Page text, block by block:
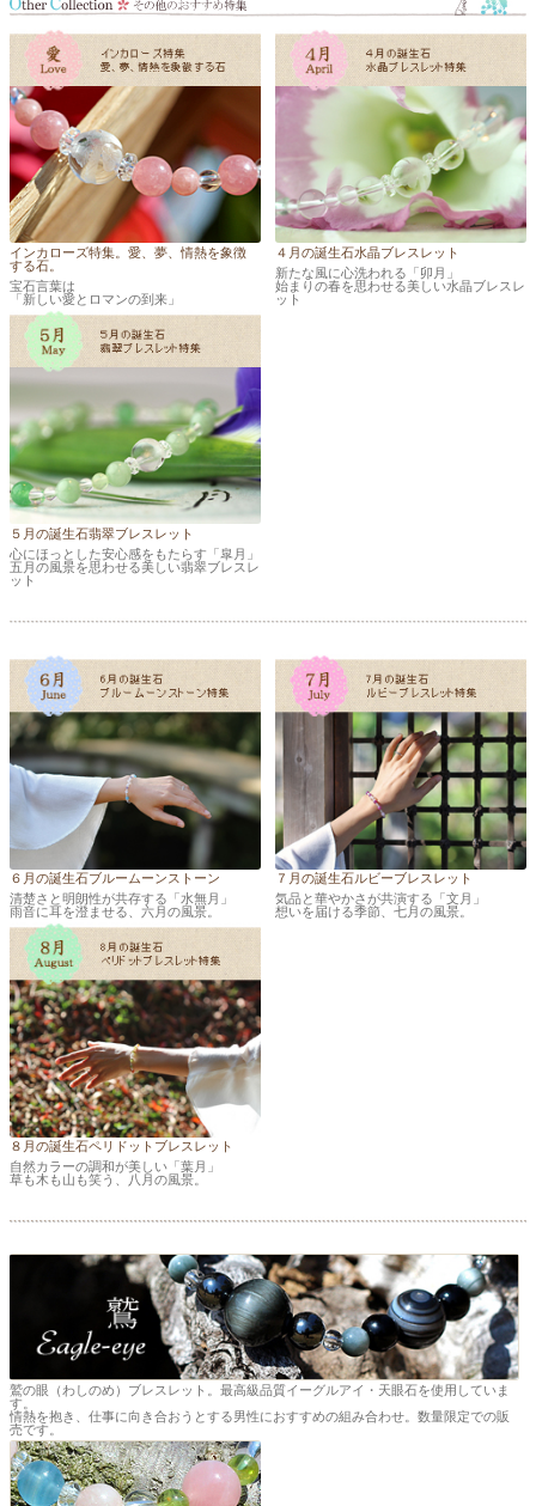
インカローズ特集。愛、夢、情熱を象徴
する石。
宝石言葉は
「新しい愛とロマンの到来」
４月の誕生石水晶ブレスレット
新たな風に心洗われる「卯月」
始まりの春を思わせる美しい水晶ブレスレ
ット
５月の誕生石翡翠ブレスレット
心にほっとした安心感をもたらす「皐月」
五月の風景を思わせる美しい翡翠ブレスレ
ット
６月の誕生石ブルームーンストーン
清楚さと明朗性が共存する「水無月」
雨音に耳を澄ませる、六月の風景。
７月の誕生石ルビーブレスレット
気品と華やかさが共演する「文月」
想いを届ける季節、七月の風景。
８月の誕生石ペリドットブレスレット
自然カラーの調和が美しい「葉月」
草も木も山も笑う、八月の風景。
鷲の眼（わしのめ）ブレスレット。最高級品質イーグルアイ・天眼石を使用していま
す。
情熱を抱き、仕事に向き合おうとする男性におすすめの組み合わせ。数量限定での販
売です。